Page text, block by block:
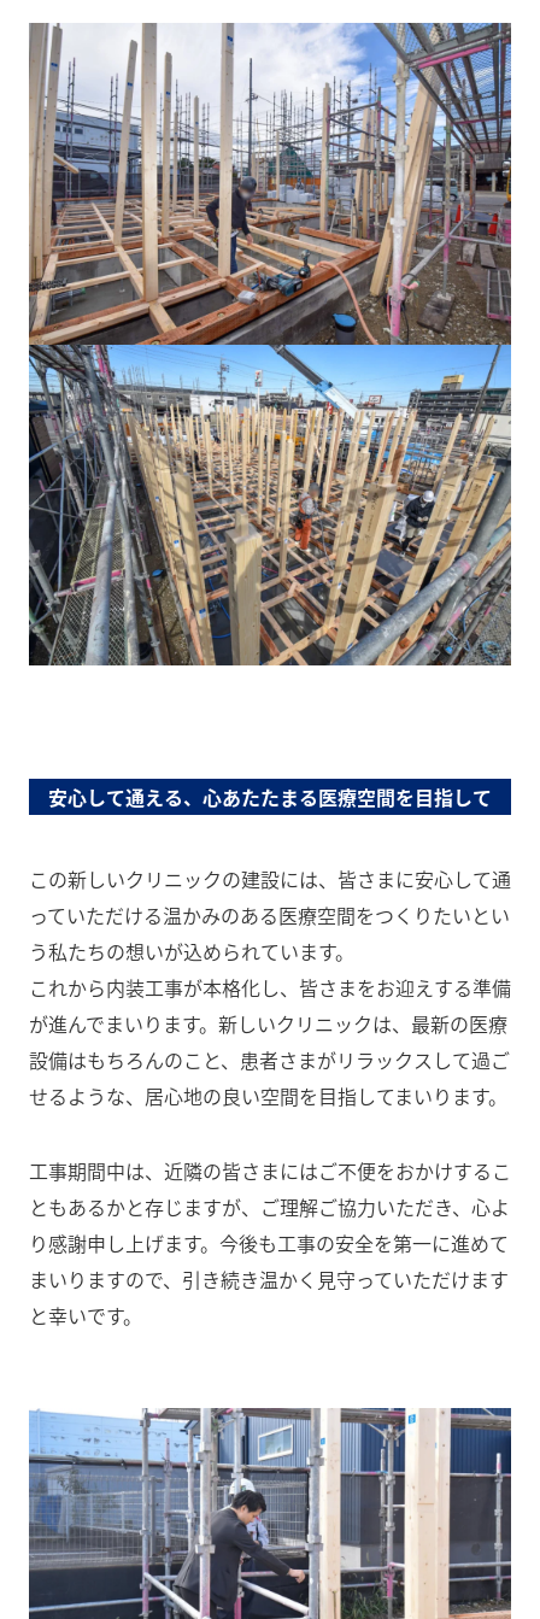
安心して通える、心あたたまる医療空間を目指して
この新しいクリニックの建設には、皆さまに安心して通
っていただける温かみのある医療空間をつくりたいとい
う私たちの想いが込められています。
これから内装工事が本格化し、皆さまをお迎えする準備
が進んでまいります。新しいクリニックは、最新の医療
設備はもちろんのこと、患者さまがリラックスして過ご
せるような、居心地の良い空間を目指してまいります。
工事期間中は、近隣の皆さまにはご不便をおかけするこ
ともあるかと存じますが、ご理解ご協力いただき、心よ
り感謝申し上げます。今後も工事の安全を第一に進めて
まいりますので、引き続き温かく見守っていただけます
と幸いです。